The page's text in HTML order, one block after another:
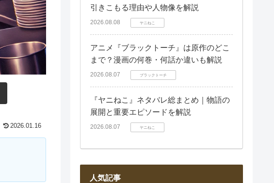
2026.01.16
引きこもる理由や人物像を解説
2026.08.08 ヤニねこ
アニメ『ブラックトーチ』は原作のどこ
まで？漫画の何巻・何話か違いも解説
2026.08.07 ブラックトーチ
『ヤニねこ』ネタバレ総まとめ｜物語の
展開と重要エピソードを解説
2026.08.07 ヤニねこ
人気記事